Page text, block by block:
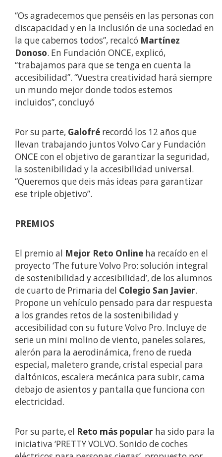
“Os agradecemos que penséis en las personas con
discapacidad y en la inclusión de una sociedad en
la que cabemos todos”, recalcó Martínez
Donoso. En Fundación ONCE, explicó,
“trabajamos para que se tenga en cuenta la
accesibilidad”. “Vuestra creatividad hará siempre
un mundo mejor donde todos estemos
incluidos”, concluyó
Por su parte, Galofré recordó los 12 años que
llevan trabajando juntos Volvo Car y Fundación
ONCE con el objetivo de garantizar la seguridad,
la sostenibilidad y la accesibilidad universal.
“Queremos que deis más ideas para garantizar
ese triple objetivo”.
PREMIOS
El premio al Mejor Reto Online ha recaído en el
proyecto ‘The future Volvo Pro: solución integral
de sostenibilidad y accesibilidad’, de los alumnos
de cuarto de Primaria del Colegio San Javier.
Propone un vehículo pensado para dar respuesta
a los grandes retos de la sostenibilidad y
accesibilidad con su future Volvo Pro. Incluye de
serie un mini molino de viento, paneles solares,
alerón para la aerodinámica, freno de rueda
especial, maletero grande, cristal especial para
daltónicos, escalera mecánica para subir, cama
debajo de asientos y pantalla que funciona con
electricidad.
Por su parte, el Reto más popular ha sido para la
iniciativa ‘PRETTY VOLVO. Sonido de coches